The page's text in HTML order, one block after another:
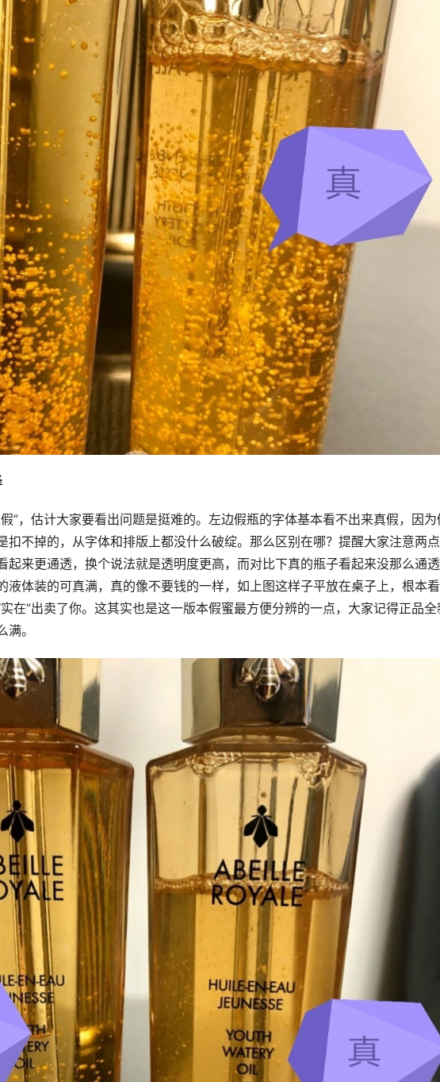
”，估计大家要看出问题是挺难的。左边假瓶的字体基本看不出来真假，因为
扣不掉的，从字体和排版上都没什么破绽。那么区别在哪？提醒大家注意两
起来更通透，换个说法就是透明度更高，而对比下真的瓶子看起来没那么通
液体装的可真满，真的像不要钱的一样，如上图这样子平放在桌子上，根本
在”出卖了你。这其实也是这一版本假蜜最方便分辨的一点，大家记得正品全
。